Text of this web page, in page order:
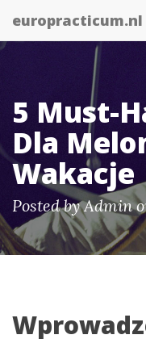
europracticum.nl
5 Must-
Dla
Wakacje
Posted byAdmin